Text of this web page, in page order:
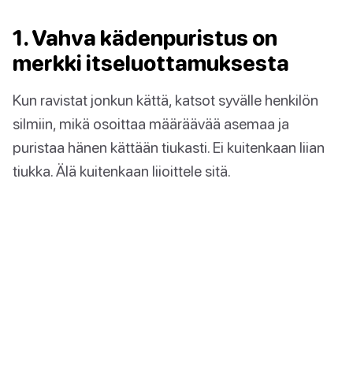
1. Vahva kädenpuristus on
merkki itseluottamuksesta
Kun ravistat jonkun kättä, katsot syvälle henkilön
silmiin, mikä osoittaa määräävää asemaa ja
puristaa hänen kättään tiukasti. Ei kuitenkaan liian
tiukka. Älä kuitenkaan liioittele sitä.